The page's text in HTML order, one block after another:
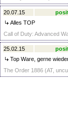
20.07.15
Alles TOP
Call of Duty: Advanced
25.02.15
Top Ware, gerne
The Order 1886 (AT,